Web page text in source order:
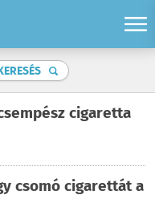
cigaretta
csomó cigarettát a